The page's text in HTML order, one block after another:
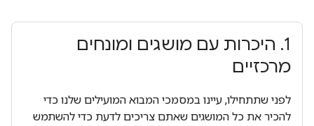
1
. היכרות עם מושגים ומונחים
מרכזיים
לפני שתתחילו, עיינו במסמכי המבוא המועילים שלנו כדי
להכיר את כל המושגים שאתם צריכים לדעת כדי להשתמש